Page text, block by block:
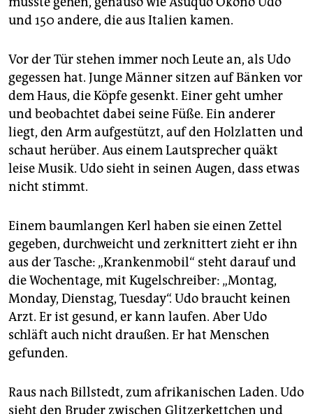
und 150 andere, die aus Italien kamen.
Vor der Tür stehen immer noch Leute an, als Udo
gegessen hat. Junge Männer sitzen auf Bänken vor
dem Haus, die Köpfe gesenkt. Einer geht umher
und beobachtet dabei seine Füße. Ein anderer
liegt, den Arm aufgestützt, auf den Holzlatten und
schaut herüber. Aus einem Lautsprecher quäkt
leise Musik. Udo sieht in seinen Augen, dass etwas
nicht stimmt.
Einem baumlangen Kerl haben sie einen Zettel
gegeben, durchweicht und zerknittert zieht er ihn
aus der Tasche: „Krankenmobil“ steht darauf und
die Wochentage, mit Kugelschreiber: „Montag,
Monday, Dienstag, Tuesday“. Udo braucht keinen
Arzt. Er ist gesund, er kann laufen. Aber Udo
schläft auch nicht draußen. Er hat Menschen
gefunden.
Raus nach Billstedt, zum afrikanischen Laden. Udo
sieht den Bruder zwischen Glitzerkettchen und